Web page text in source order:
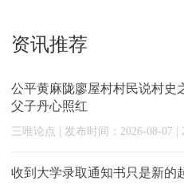
资讯推荐
公平黄麻陇廖屋村村民说村史
父子丹心照红
三唯论点 | 发布时间：2026-08-07 |
收到大学录取通知书只是新的